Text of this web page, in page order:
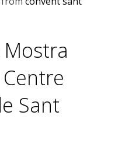
Sant